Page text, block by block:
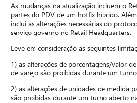
As mudanças na atualização incluem o
partes do PDV de um hotfix híbrido.
inclui as alterações necessárias do
serviço governo no Retail Headquarters.
Leve em consideração as seguintes
1) as alterações de porcentagens/valor
de varejo são proibidas durante um
2) as alterações de unidades de medida
são proibidas durante um turno aberto